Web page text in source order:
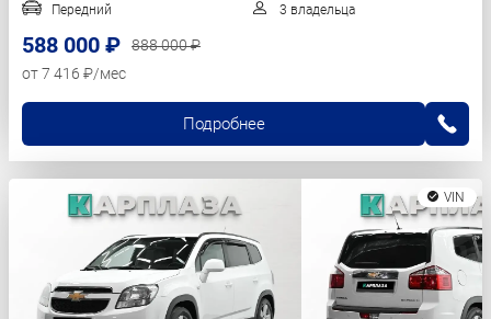
Передний
3 владельца
588 000 ₽
888 000 ₽
от 7 416 ₽/мес
Подробнее
VIN